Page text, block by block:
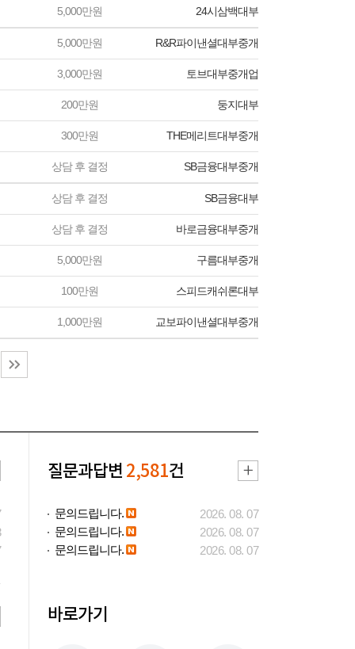
5,000만원 24시삼백대부
5,000만원 R&R파이낸셜대부중개
3,000만원 토브대부중개업
200만원 둥지대부
300만원 THE메리트대부중개
상담 후 결정 SB금융대부중개
상담 후 결정 SB금융대부
상담 후 결정 바로금융대부중개
5,000만원 구름대부중개
100만원 스피드캐쉬론대부
1,000만원 교보파이낸셜대부중개
질문과답변 2,581건
문의드립니다.
2026. 08. 07
문의드립니다.
2026. 08. 07
문의드립니다.
2026. 08. 07
바로가기